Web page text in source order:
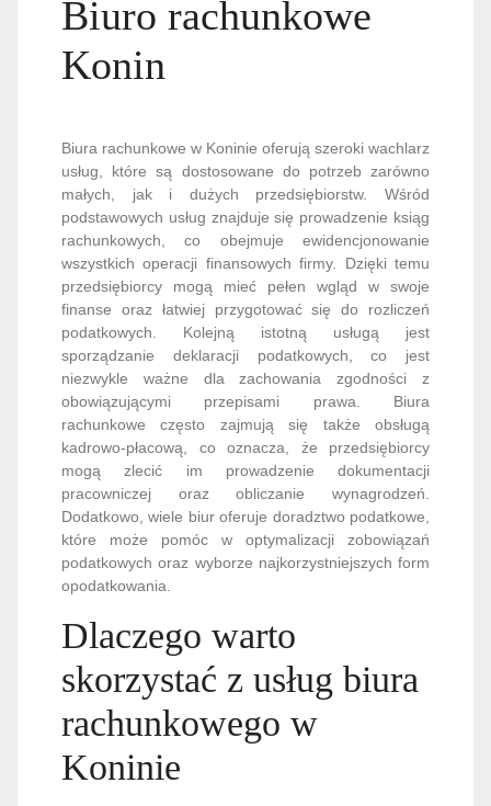
Biuro rachunkowe
Konin
Biura rachunkowe w Koninie oferują szeroki wachlarz
usług, które są dostosowane do potrzeb zarówno
małych, jak i dużych przedsiębiorstw. Wśród
podstawowych usług znajduje się prowadzenie ksiąg
rachunkowych, co obejmuje ewidencjonowanie
wszystkich operacji finansowych firmy. Dzięki temu
przedsiębiorcy mogą mieć pełen wgląd w swoje
finanse oraz łatwiej przygotować się do rozliczeń
podatkowych. Kolejną istotną usługą jest
sporządzanie deklaracji podatkowych, co jest
niezwykle ważne dla zachowania zgodności z
obowiązującymi przepisami prawa. Biura
rachunkowe często zajmują się także obsługą
kadrowo-płacową, co oznacza, że przedsiębiorcy
mogą zlecić im prowadzenie dokumentacji
pracowniczej oraz obliczanie wynagrodzeń.
Dodatkowo, wiele biur oferuje doradztwo podatkowe,
które może pomóc w optymalizacji zobowiązań
podatkowych oraz wyborze najkorzystniejszych form
opodatkowania.
Dlaczego warto
skorzystać z usług biura
rachunkowego w
Koninie